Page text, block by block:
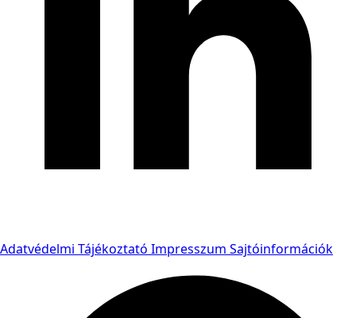
Adatvédelmi Tájékoztató Impresszum Sajtóinformációk